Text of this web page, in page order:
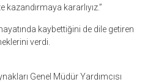
kazandırmaya kararlıyız.”
kaybettiğini de dile getiren
verdi.
Genel Müdür Yardımcısı